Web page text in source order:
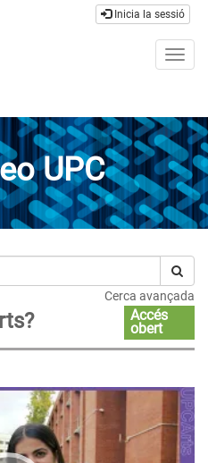
Inicia la sessió
UPC
Cerca avançada
Accés
obert